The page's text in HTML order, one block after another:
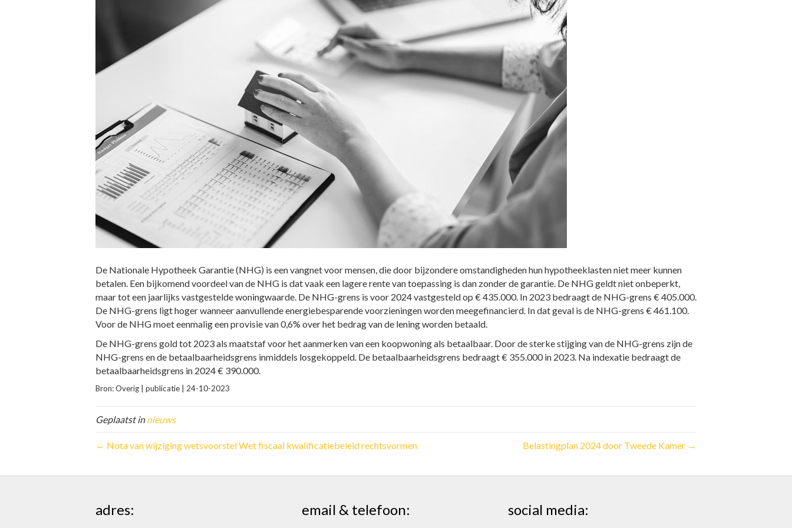
De Nationale Hypotheek Garantie (NHG) is een vangnet voor mensen, die door bijzondere omstandigheden hun hypotheeklasten niet meer kunnen
betalen. Een bijkomend voordeel van de NHG is dat vaak een lagere rente van toepassing is dan zonder de garantie. De NHG geldt niet onbeperkt,
maar tot een jaarlijks vastgestelde woningwaarde. De NHG-grens is voor 2024 vastgesteld op € 435.000. In 2023 bedraagt de NHG-grens € 405.000.
De NHG-grens ligt hoger wanneer aanvullende energiebesparende voorzieningen worden meegefinancierd. In dat geval is de NHG-grens € 461.100.
Voor de NHG moet eenmalig een provisie van 0,6% over het bedrag van de lening worden betaald.
De NHG-grens gold tot 2023 als maatstaf voor het aanmerken van een koopwoning als betaalbaar. Door de sterke stijging van de NHG-grens zijn de
NHG-grens en de betaalbaarheidsgrens inmiddels losgekoppeld. De betaalbaarheidsgrens bedraagt € 355.000 in 2023. Na indexatie bedraagt de
betaalbaarheidsgrens in 2024 € 390.000.
Bron: Overig | publicatie | 24-10-2023
Geplaatst innieuws
← Nota van wijziging wetsvoorstel Wet fiscaal kwalificatiebeleid rechtsvormen Belastingplan 2024 door Tweede Kamer →
adres: email & telefoon: social media: